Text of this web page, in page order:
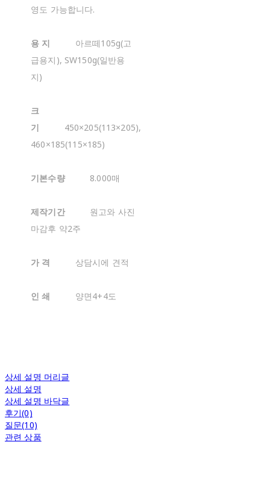
영도 가능합니다.
용 지
아르떼105g(고
급용지), SW150g(일반용
지)
크
기
450×205(113×205),
460×185(115×185)
기본수량 8.000매
제작기간
원고와 사진
마감후 약2주
가 격 상담시에 견적
인 쇄 양면4+4도
상세 설명 머리글
상세 설명
상세 설명 바닥글
후기(0)
질문(10)
관련 상품